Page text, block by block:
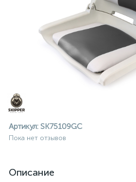
Артикул: SK75109GC
Пока нет отзывов
Описание